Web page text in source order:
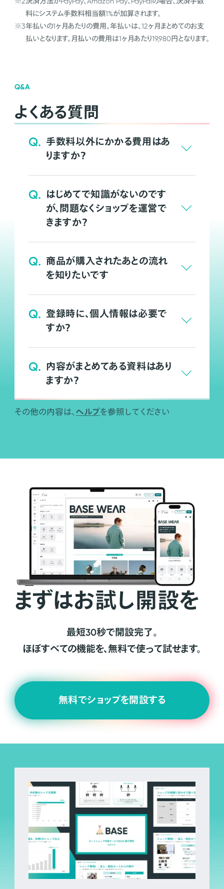
料にシステム手数料相当額1%が加算されます。
※3年払いの1ヶ月あたりの費用。年払いは、12ヶ月まとめてのお支
払いとなります。月払いの費用は1ヶ月あたり19,980円となります。
Q&A
よくある質問
Q. 手数料以外にかかる費用はあ
りますか？
Q. はじめてで知識がないのです
が、問題なくショップを運営で
きますか？
Q. 商品が購入されたあとの流れ
を知りたいです
Q. 登録時に、個人情報は必要で
すか？
Q. 内容がまとめてある資料はあり
ますか？
その他の内容は、 ヘルプを参照してください
まずはお試し開設を
最短30秒で開設完了。
ほぼすべての機能を、無料で使って試せます。
無料でショップを開設する